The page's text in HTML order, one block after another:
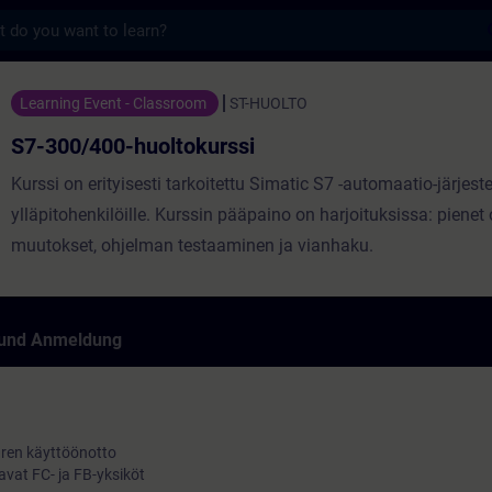
- Training - Schulung -
Learning Event - Classroom ST-HUOLTO
S7-300/400-huoltokurssi
Kurssi on erityisesti tarkoitettu Simatic S7 -automaatio-
ylläpitohenkilöille. Kurssin pääpaino on harjoituksissa: pienet
muutokset, ohjelman testaaminen ja vianhaku.
Anmeldung
käyttöönotto
FC- ja FB-yksiköt